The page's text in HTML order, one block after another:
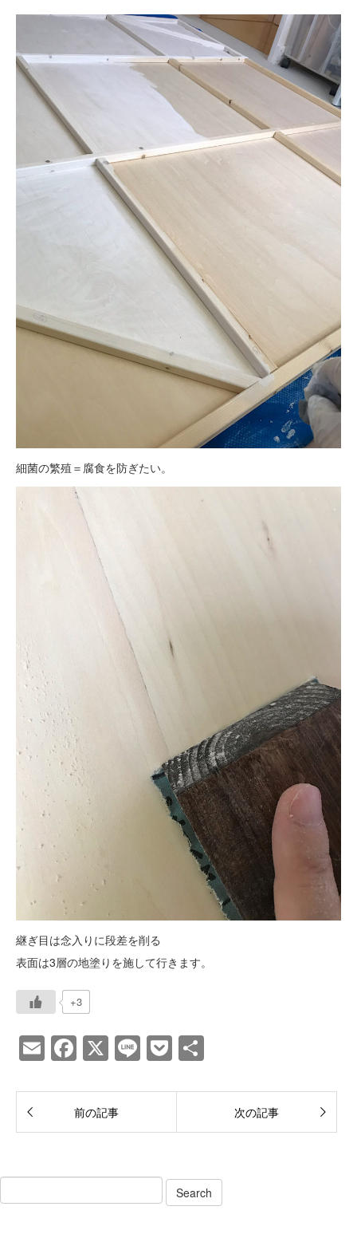
細菌の繁殖＝腐食を防ぎたい。
継ぎ目は念入りに段差を削る
表面は3層の地塗りを施して行きます。
+3
E
ail
F
c
e
o
o
X Li
e
P
ck
et
前の記事 次の記事